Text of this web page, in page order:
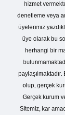
hizmet
denetleme veya
üyelerimiz
üye olarak bu
herhangi bir
olup, gerçek
Gerçek kurum
Sitemiz, kar